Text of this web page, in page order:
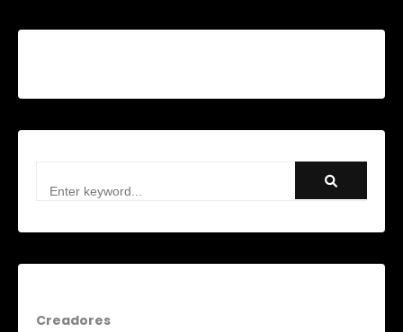
Creadores